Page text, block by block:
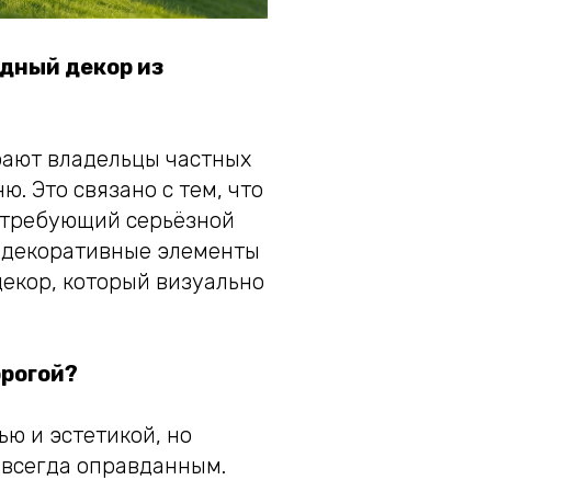
декор из
владельцы частных
Это связано с тем, что
серьёзной
элементы
который визуально
и эстетикой, но
оправданным.